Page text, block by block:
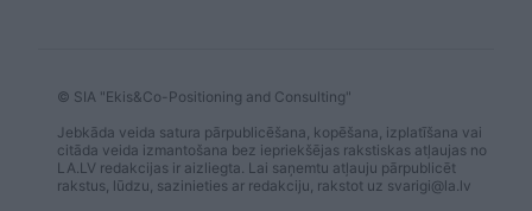
© SIA "Ekis&Co-Positioning and Consulting"
Jebkāda veida satura pārpublicēšana, kopēšana, izplatīšana vai
citāda veida izmantošana bez iepriekšējas rakstiskas atļaujas no
LA.LV redakcijas ir aizliegta. Lai saņemtu atļauju pārpublicēt
rakstus, lūdzu, sazinieties ar redakciju, rakstot uz svarigi@la.lv